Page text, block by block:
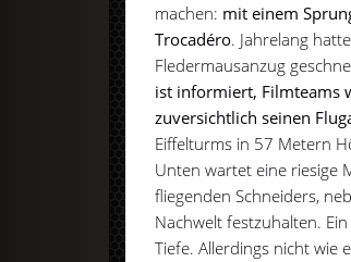
machen: mit einem
Trocadéro. Jahrelang
Fledermausanzug
ist informiert, Filmteams
zuversichtlich seinen
Eiffelturms in 57 Metern
Unten wartet eine riesige
fliegenden Schneiders,
Nachwelt festzuhalten.
Tiefe. Allerdings nicht wie